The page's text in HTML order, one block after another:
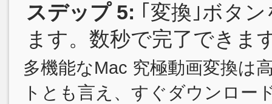
スデップ 5: ｢変換｣ボタ
ます。数秒で完了できま
多機能なMac 究極動画変換は
トとも言え、すぐダウンロー